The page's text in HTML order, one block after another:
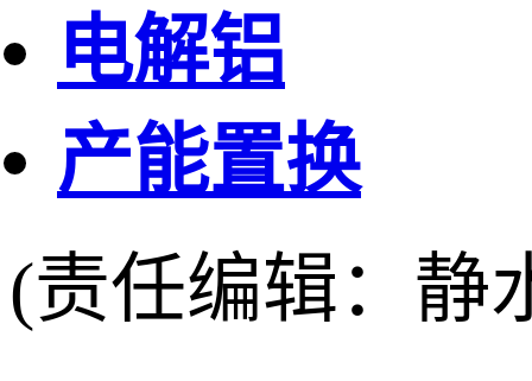
电解铝
产能置换
(责任编辑：静